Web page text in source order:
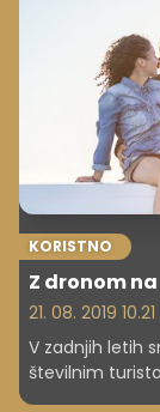
KORISTNO
Z dronom
21. 08. 2019 10.21
V zadnjih letih
številnim